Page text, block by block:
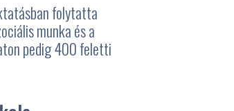
folytatta
munka és a
pedig 400 feletti